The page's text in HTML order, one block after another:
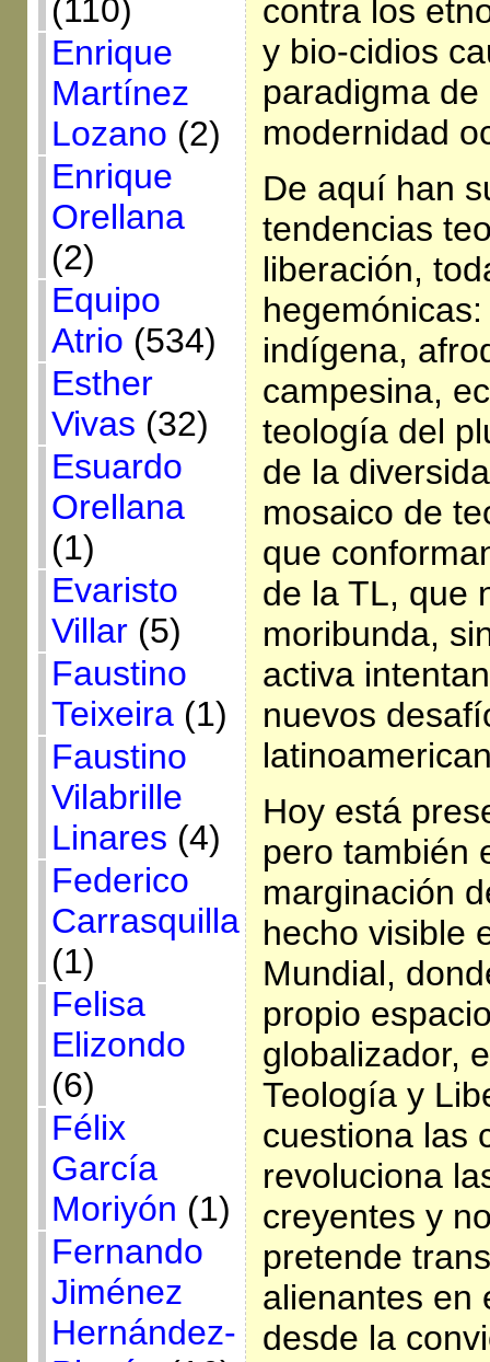
(110)
Enrique
Martínez
Lozano (2)
Enrique
Orellana
(2)
Equipo
Atrio (534)
Esther
Vivas (32)
Esuardo
Orellana
(1)
Evaristo
Villar(5)
Faustino
Teixeira(1)
Faustino
Vilabrille
Linares (4)
Federico
Carrasquilla
(1)
Felisa
Elizondo
(6)
Félix
García
Moriyón (1)
Fernando
Jiménez
Hernández-
contra los
y bio-cidios
paradigma
modernidad
De aquí han
tendencias
liberación,
indígena,
campesina,
teología del
de la
mosaico de
que
de la TL, que
moribunda,
activa
nuevos
Hoy está
pero también
marginación
hecho visible
Mundial,
propio
globalizador,
Teología y
cuestiona las
revoluciona
creyentes y
pretende
alienantes en
desde la